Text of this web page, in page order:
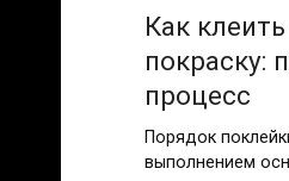
Как
покраску:
процесс
Порядок
выполнением